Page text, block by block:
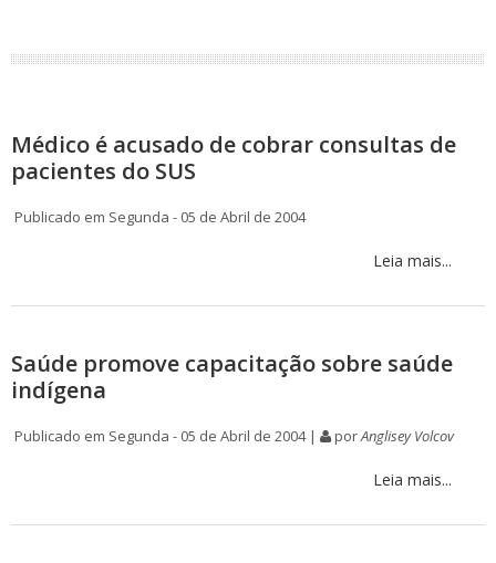
Médico é acusado de cobrar consultas de
pacientes do SUS
Publicado em Segunda - 05 de Abril de 2004
Leia mais...
Saúde promove capacitação sobre saúde
indígena
Publicado em Segunda - 05 de Abril de 2004 | porAnglisey Volcov
Leia mais...